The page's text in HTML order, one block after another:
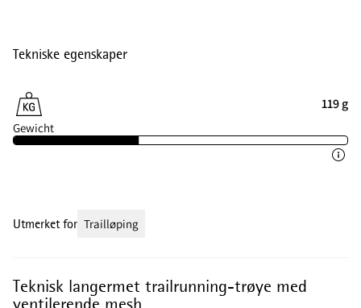
Tekniske egenskaper
119 g
Gewicht
Teknisk langermet trailrunning-trøye med
Utmerket for Trailløping